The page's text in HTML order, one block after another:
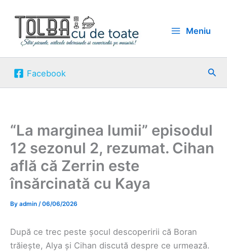
content
Meniu
Facebook
“La marginea lumii” episodul
12 sezonul 2, rezumat. Cihan
află că Zerrin este
însărcinată cu Kaya
By admin /06/06/2026
După ce trec peste șocul descoperirii că Boran
trăiește, Alya și Cihan discută despre ce urmează.